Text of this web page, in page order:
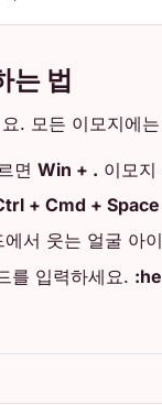
는 법
. 모든 이모지에
면 Win + . 이모
+ Cmd + Space
에서 웃는 얼굴 아
를 입력하세요.